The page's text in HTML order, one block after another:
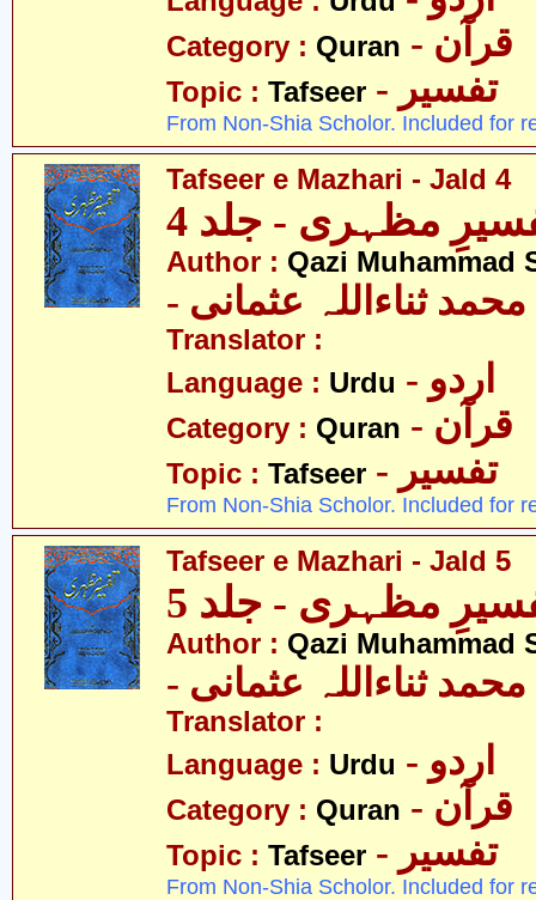
Category : Quran - قرآن
Topic : Tafseer - تفسیر
From Non-Shia Scholor. Included for
Tafseer e Mazhari - Jald 4
مظہری - جلد 4
Author : Qazi Muhammad
ثناءاللہ عثمانی
Translator :
Language : Urdu - اردو
Category : Quran - قرآن
Topic : Tafseer - تفسیر
From Non-Shia Scholor. Included for
Tafseer e Mazhari - Jald 5
مظہری - جلد 5
Author : Qazi Muhammad
ثناءاللہ عثمانی
Translator :
Language : Urdu - اردو
Category : Quran - قرآن
Topic : Tafseer - تفسیر
From Non-Shia Scholor. Included for